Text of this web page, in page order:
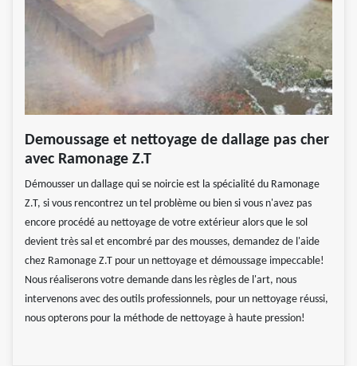
Demoussage et nettoyage de dallage pas cher
avec Ramonage Z.T
Démousser un dallage qui se noircie est la spécialité du Ramonage
Z.T, si vous rencontrez un tel problème ou bien si vous n'avez pas
encore procédé au nettoyage de votre extérieur alors que le sol
devient très sal et encombré par des mousses, demandez de l'aide
chez Ramonage Z.T pour un nettoyage et démoussage impeccable!
Nous réaliserons votre demande dans les règles de l'art, nous
intervenons avec des outils professionnels, pour un nettoyage réussi,
nous opterons pour la méthode de nettoyage à haute pression!